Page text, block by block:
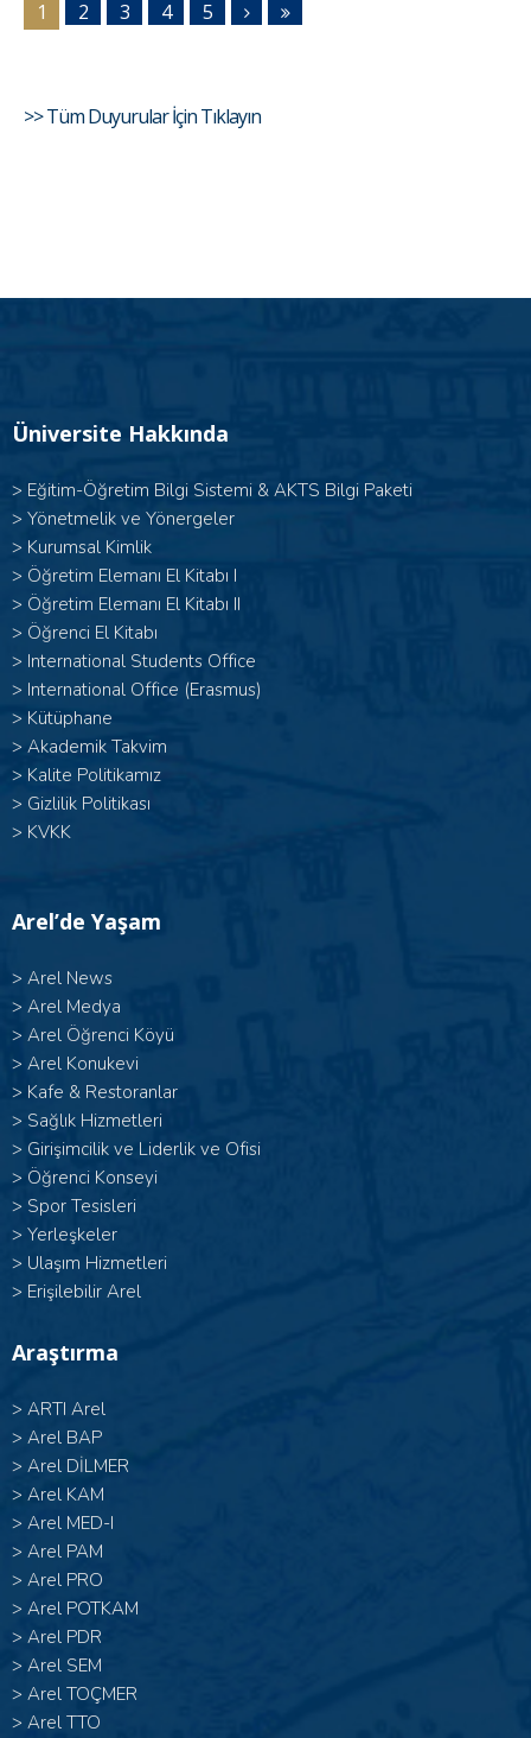
1 2 3 4 5
>> Tüm Duyurular İçin Tıklayın
Üniversite Hakkında
> Eğitim-Öğretim Bilgi Sistemi & AKTS Bilgi Paketi
> Yönetmelik ve Yönergeler
> Kurumsal Kimlik
> Öğretim Elemanı El Kitabı I
> Öğretim Elemanı El Kitabı II
> Öğrenci El Kitabı
> International Students Office
> International Office (Erasmus)
> Kütüphane
> Akademik Takvim
> Kalite Politikamız
> Gizlilik Politikası
> KVKK
Arel’de Yaşam
> Arel News
> Arel Medya
> Arel Öğrenci Köyü
> Arel Konukevi
> Kafe & Restoranlar
> Sağlık Hizmetleri
> Girişimcilik ve Liderlik ve Ofisi
> Öğrenci Konseyi
> Spor Tesisleri
> Yerleşkeler
> Ulaşım Hizmetleri
> Erişilebilir Arel
Araştırma
> ARTI Arel
> Arel BAP
> Arel DİLMER
> Arel KAM
> Arel MED-I
> Arel PAM
> Arel PRO
> Arel POTKAM
> Arel PDR
> Arel SEM
> Arel TOÇMER
> Arel TTO